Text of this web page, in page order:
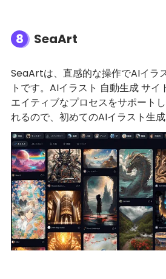
8 SeaArt
SeaArtは、直感的な操作でAIイラ
トです。AIイラスト 自動生成 サイ
エイティブなプロセスをサポート
れるので、初めてのAIイラスト生成